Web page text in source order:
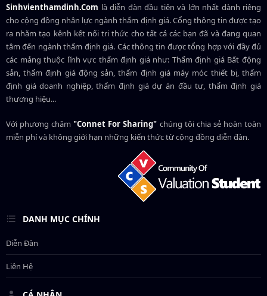
Sinhvienthamdinh.Com là diễn đàn đầu tiên và lớn nhất dành riêng
cho cộng đồng nhân lực ngànhthẩm định giá. Cổng thông tin được tạo
ra nhằm tạo kênh kết nối tri thức cho tất cả các bạn đã và đang quan
tâm đến ngành thẩm định giá. Các thông tin được tổng hợp với đầy đủ
các mảng thuộc lĩnh vực thẩm định giá như: Thẩm định giá Bất động
sản, thẩm định giá động sản, thẩm định giá máy móc thiết bị, thẩm
định giá doanh nghiệp, thẩm định giá dự án đầu tư, thẩm định giá
thương hiệu...
Với phương châm"Connet For Sharing" chúng tôi chia sẻ hoàn toàn
miễn phí và không giới hạn những kiến thức từ cộng đồng diễn đàn.
DANH MỤC CHÍNH
Diễn Đàn
Liên Hệ